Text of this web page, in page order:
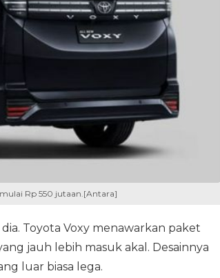
Rp 550 jutaan.[Antara]
Toyota Voxy menawarkan paket
jauh lebih masuk akal. Desainnya
luar biasa lega.